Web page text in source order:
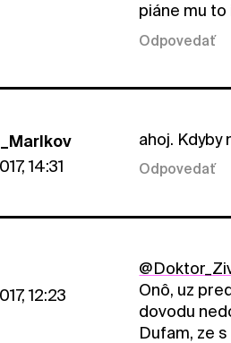
piáne mu to
Odpovedať
14:31
ahoj. Kdyby
Odpovedať
12:23
Onô, uz
dovodu
Dufam, ze